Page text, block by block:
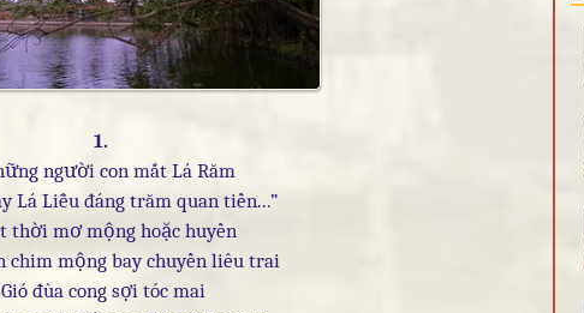
1.
người con mắt Lá Răm
Lá Liễu đáng trăm quan tiền...”
thời mơ mộng hoặc huyền
chim mộng bay chuyền liêu trai
Gió đùa cong sợi tóc mai